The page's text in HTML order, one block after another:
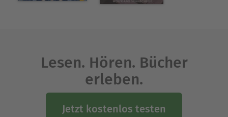
Lesen. Hören. Bücher
erleben.
Jetzt kostenlos testen